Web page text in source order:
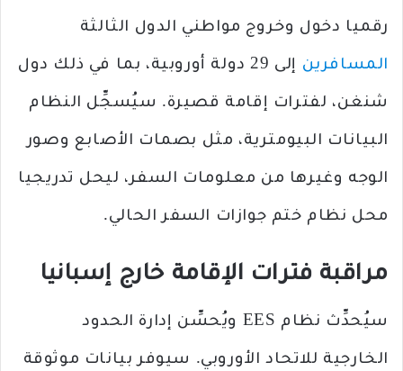
رقميا دخول وخروج مواطني الدول الثالثة
المسافرين إلى 29 دولة أوروبية، بما في ذلك دول
شنغن، لفترات إقامة قصيرة. سيُسجِّل النظام
البيانات البيومترية، مثل بصمات الأصابع وصور
الوجه وغيرها من معلومات السفر، ليحل تدريجيا
محل نظام ختم جوازات السفر الحالي.
مراقبة فترات الإقامة خارج إسبانيا
سيُحدِّث نظام EES ويُحسِّن إدارة الحدود
الخارجية للاتحاد الأوروبي. سيوفر بيانات موثوقة